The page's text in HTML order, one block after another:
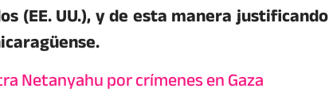
(EE. UU.), y de esta manera justificando
Netanyahu por crímenes en Gaza